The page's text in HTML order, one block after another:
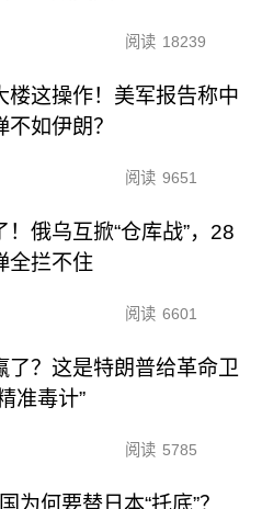
阅读 18239
楼这操作！美军报告称中
不如伊朗？
阅读 9651
！俄乌互掀“仓库战”，28
全拦不住
阅读 6601
了？这是特朗普给革命卫
准毒计”
阅读 5785
为何要替日本“托底”？